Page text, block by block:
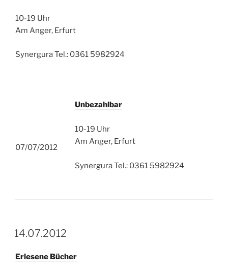
10-19 Uhr
Am Anger, Erfurt
Synergura Tel.: 0361 5982924
07/07/2012
Unbezahlbar
10-19 Uhr
Am Anger, Erfurt
Synergura Tel.: 0361 5982924
14.07.2012
Erlesene Bücher